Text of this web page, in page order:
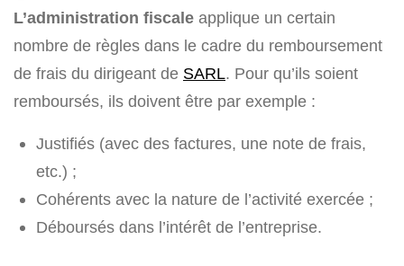
L’administration fiscale applique un certain
nombre de règles dans le cadre du remboursement
de frais du dirigeant de SARL. Pour qu’ils soient
remboursés, ils doivent être par exemple :
Justifiés (avec des factures, une note de frais,
etc.) ;
Cohérents avec la nature de l’activité exercée ;
Déboursés dans l’intérêt de l’entreprise.